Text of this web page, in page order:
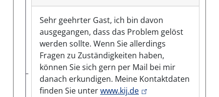
Sehr geehrter Gast, ich bin davon
ausgegangen, dass das Problem gelöst
werden sollte. Wenn Sie allerdings
Fragen zu Zuständigkeiten haben,
können Sie sich gern per Mail bei mir
danach erkundigen. Meine Kontaktdaten
finden Sie unterwww.kij.de(link is external)